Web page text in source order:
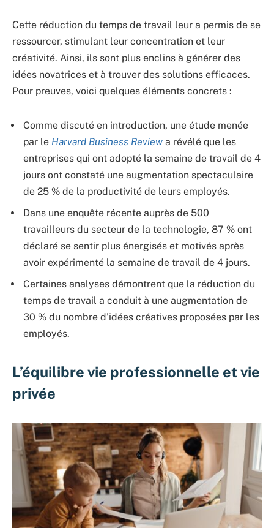
Cette réduction du temps de travail leur a permis de se
ressourcer, stimulant leur concentration et leur
créativité. Ainsi, ils sont plus enclins à générer des
idées novatrices et à trouver des solutions efficaces.
Pour preuves, voici quelques éléments concrets :
Comme discuté en introduction, une étude menée
par le Harvard Business Review a révélé que les
entreprises qui ont adopté la semaine de travail de 4
jours ont constaté une augmentation spectaculaire
de 25 % de la productivité de leurs employés.
Dans une enquête récente auprès de 500
travailleurs du secteur de la technologie, 87 % ont
déclaré se sentir plus énergisés et motivés après
avoir expérimenté la semaine de travail de 4 jours.
Certaines analyses démontrent que la réduction du
temps de travail a conduit à une augmentation de
30 % du nombre d’idées créatives proposées par les
employés.
L’équilibre vie professionnelle et vie
privée